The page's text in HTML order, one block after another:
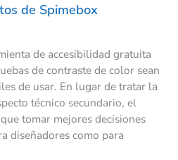
de Spimebox
de accesibilidad gratuita
de contraste de color sean
de usar. En lugar de tratar la
técnico secundario, el
tomar mejores decisiones
diseñadores como para